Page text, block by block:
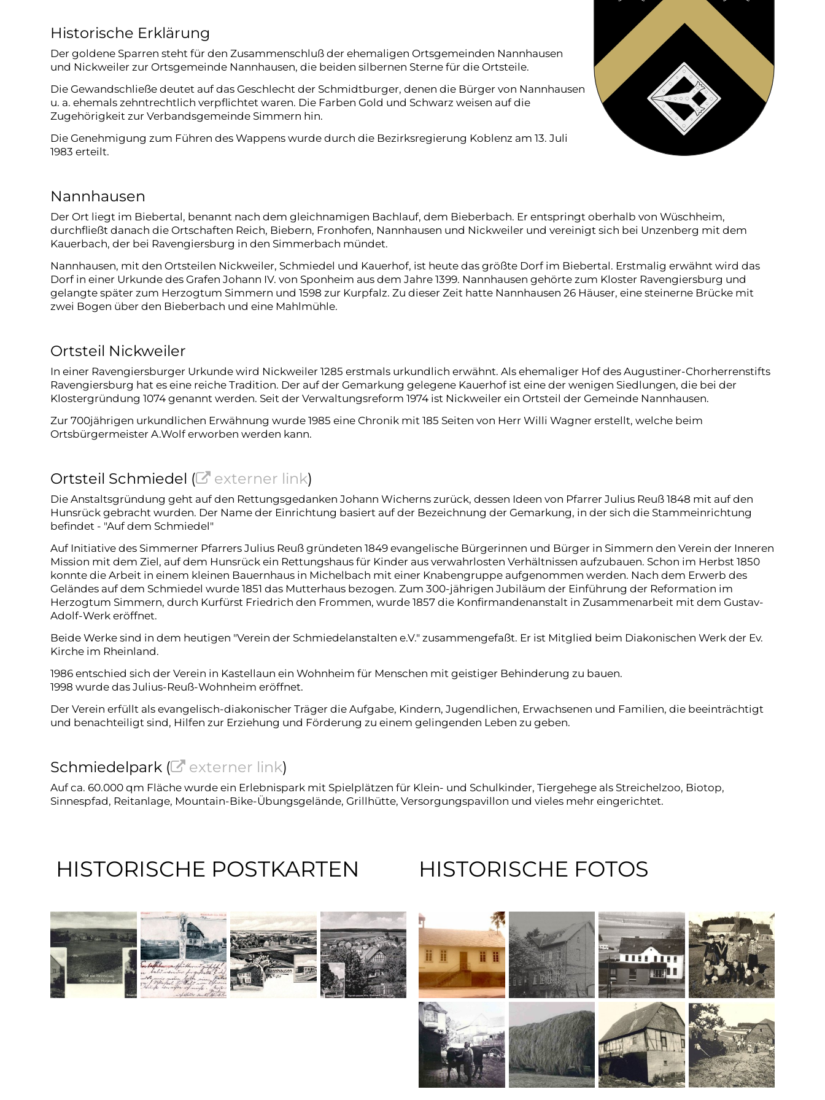
Historische Erklärung
Der goldene Sparren steht für den Zusammenschluß der ehemaligen Ortsgemeinden Nannhausen
und Nickweiler zur Ortsgemeinde Nannhausen, die beiden silbernen Sterne für die Ortsteile.
Die Gewandschließe deutet auf das Geschlecht der Schmidtburger, denen die Bürger von Nannhausen
u. a. ehemals zehntrechtlich verpflichtet waren. Die Farben Gold und Schwarz weisen auf die
Zugehörigkeit zur Verbandsgemeinde Simmern hin.
Die Genehmigung zum Führen des Wappens wurde durch die Bezirksregierung Koblenz am 13. Juli
1983 erteilt.
Nannhausen
Der Ort liegt im Biebertal, benannt nach dem gleichnamigen Bachlauf, dem Bieberbach. Er entspringt oberhalb von Wüschheim,
durchfließt danach die Ortschaften Reich, Biebern, Fronhofen, Nannhausen und Nickweiler und vereinigt sich bei Unzenberg mit dem
Kauerbach, der bei Ravengiersburg in den Simmerbach mündet.
Nannhausen, mit den Ortsteilen Nickweiler, Schmiedel und Kauerhof, ist heute das größte Dorf im Biebertal. Erstmalig erwähnt wird das
Dorf in einer Urkunde des Grafen Johann IV. von Sponheim aus dem Jahre 1399. Nannhausen gehörte zum Kloster Ravengiersburg und
gelangte später zum Herzogtum Simmern und 1598 zur Kurpfalz. Zu dieser Zeit hatte Nannhausen 26 Häuser, eine steinerne Brücke mit
zwei Bogen über den Bieberbach und eine Mahlmühle.
Ortsteil Nickweiler
In einer Ravengiersburger Urkunde wird Nickweiler 1285 erstmals urkundlich erwähnt. Als ehemaliger Hof des Augustiner-Chorherrenstifts
Ravengiersburg hat es eine reiche Tradition. Der auf der Gemarkung gelegene Kauerhof ist eine der wenigen Siedlungen, die bei der
Klostergründung 1074 genannt werden. Seit der Verwaltungsreform 1974 ist Nickweiler ein Ortsteil der Gemeinde Nannhausen.
Zur 700jährigen urkundlichen Erwähnung wurde 1985 eine Chronik mit 185 Seiten von Herr Willi Wagner erstellt, welche beim
Ortsbürgermeister A.Wolf erworben werden kann.
Ortsteil Schmiedel ( externer link)
Die Anstaltsgründung geht auf den Rettungsgedanken Johann Wicherns zurück, dessen Ideen von Pfarrer Julius Reuß 1848 mit auf den
Hunsrück gebracht wurden. Der Name der Einrichtung basiert auf der Bezeichnung der Gemarkung, in der sich die Stammeinrichtung
befindet - "Auf dem Schmiedel"
Auf Initiative des Simmerner Pfarrers Julius Reuß gründeten 1849 evangelische Bürgerinnen und Bürger in Simmern den Verein der Inneren
Mission mit dem Ziel, auf dem Hunsrück ein Rettungshaus für Kinder aus verwahrlosten Verhältnissen aufzubauen. Schon im Herbst 1850
konnte die Arbeit in einem kleinen Bauernhaus in Michelbach mit einer Knabengruppe aufgenommen werden. Nach dem Erwerb des
Geländes auf dem Schmiedel wurde 1851 das Mutterhaus bezogen. Zum 300-jährigen Jubiläum der Einführung der Reformation im
Herzogtum Simmern, durch Kurfürst Friedrich den Frommen, wurde 1857 die Konfirmandenanstalt in Zusammenarbeit mit dem Gustav-
Adolf-Werk eröffnet.
Beide Werke sind in dem heutigen "Verein der Schmiedelanstalten e.V." zusammengefaßt. Er ist Mitglied beim Diakonischen Werk der Ev.
Kirche im Rheinland.
1986 entschied sich der Verein in Kastellaun ein Wohnheim für Menschen mit geistiger Behinderung zu bauen.
1998 wurde das Julius-Reuß-Wohnheim eröffnet.
Der Verein erfüllt als evangelisch-diakonischer Träger die Aufgabe, Kindern, Jugendlichen, Erwachsenen und Familien, die beeinträchtigt
und benachteiligt sind, Hilfen zur Erziehung und Förderung zu einem gelingenden Leben zu geben.
Schmiedelpark ( externer link)
Auf ca. 60.000 qm Fläche wurde ein Erlebnispark mit Spielplätzen für Klein- und Schulkinder, Tiergehege als Streichelzoo, Biotop,
Sinnespfad, Reitanlage, Mountain-Bike-Übungsgelände, Grillhütte, Versorgungspavillon und vieles mehr eingerichtet.
HISTORISCHE POSTKARTEN HISTORISCHE FOTOS